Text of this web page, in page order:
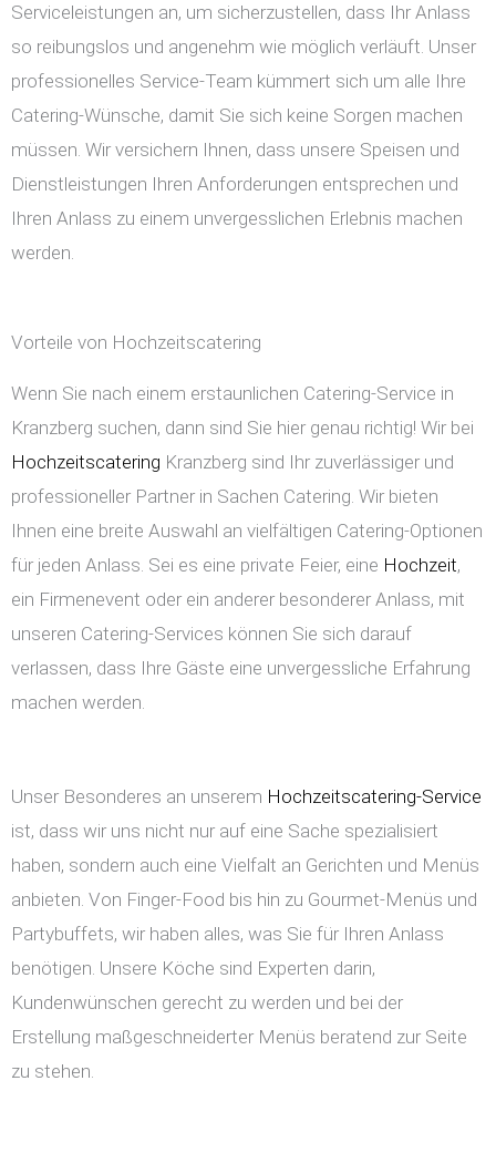
Serviceleistungen an, um sicherzustellen, dass Ihr Anlass
so reibungslos und angenehm wie möglich verläuft. Unser
professionelles Service-Team kümmert sich um alle Ihre
Catering-Wünsche, damit Sie sich keine Sorgen machen
müssen. Wir versichern Ihnen, dass unsere Speisen und
Dienstleistungen Ihren Anforderungen entsprechen und
Ihren Anlass zu einem unvergesslichen Erlebnis machen
werden.
Vorteile von Hochzeitscatering
Wenn Sie nach einem erstaunlichen Catering-Service in
Kranzberg suchen, dann sind Sie hier genau richtig! Wir bei
Hochzeitscatering Kranzberg sind Ihr zuverlässiger und
professioneller Partner in Sachen Catering. Wir bieten
Ihnen eine breite Auswahl an vielfältigen Catering-Optionen
für jeden Anlass. Sei es eine private Feier, eine Hochzeit,
ein Firmenevent oder ein anderer besonderer Anlass, mit
unseren Catering-Services können Sie sich darauf
verlassen, dass Ihre Gäste eine unvergessliche Erfahrung
machen werden.
Unser Besonderes an unserem Hochzeitscatering-Service
ist, dass wir uns nicht nur auf eine Sache spezialisiert
haben, sondern auch eine Vielfalt an Gerichten und Menüs
anbieten. Von Finger-Food bis hin zu Gourmet-Menüs und
Partybuffets, wir haben alles, was Sie für Ihren Anlass
benötigen. Unsere Köche sind Experten darin,
Kundenwünschen gerecht zu werden und bei der
Erstellung maßgeschneiderter Menüs beratend zur Seite
zu stehen.